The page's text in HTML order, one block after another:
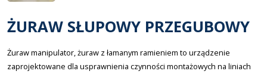
ŻURAW SŁUPOWY PRZEGUBOWY
Żuraw manipulator, żuraw z łamanym ramieniem to urządzenie
zaprojektowane dla usprawnienia czynności montażowych na liniach